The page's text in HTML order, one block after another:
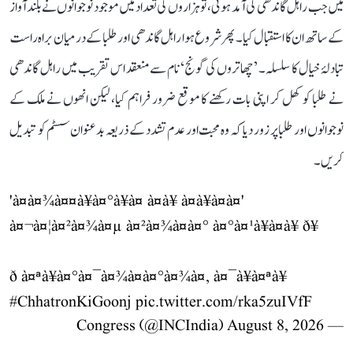
میں جب راہل گاندھی کی آمد ہوئی، تو ہزاروں کی تعداد میں موجود نوجوانوں نے بلند آواز
کے ساتھ ان کا استقبال کیا۔ پھر شروع ہوا راہل گاندھی اور طلبا کے درمیان براہ راست
تبادلۂ خیال کا سلسلہ۔ ’چھاتروں کی گونج‘ نام سے منعقد اس تقریب میں راہل گاندھی
نے طلبا کو کھل کر اپنی بات رکھنے کا موقع ضرور فراہم کیا، لیکن انھوں نے ملک کے
نوجوانوں اور طلبا پر زور دیا کہ وہ محبت اور عدم تشدد کے ذریعہ بدعنوان سسٹم کو تبدیل
کریں۔
'à¤à¤¾à¤¤à¥à¤°à¥à¤ à¤à¥ à¤à¥à¤à¤'
à¤¬à¤¦à¤²à¤¾à¤µ à¤²à¤¾à¤à¤° à¤°à¤¹à¥à¤à¥ ð¥
ð à¤ªà¥à¤°à¤¯à¤¾à¤à¤°à¤¾à¤, à¤¯à¥à¤ªà¥
#ChhatronKiGoonj pic.twitter.com/rka5zuIVfF
— Congress (@INCIndia)
August 8, 2026